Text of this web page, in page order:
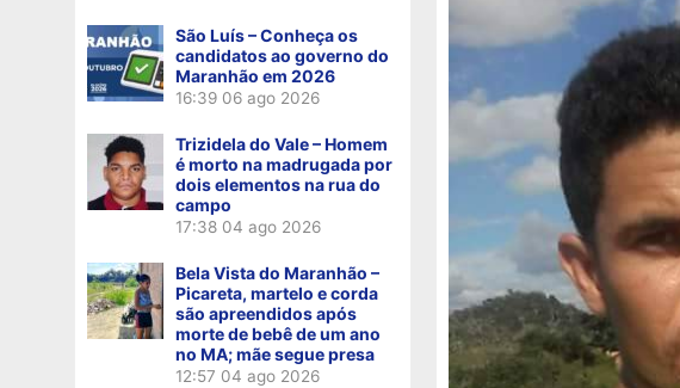
São Luís – Conheça os
candidatos ao governo do
Maranhão em 2026
16:39 06 ago 2026
Trizidela do Vale – Homem
é morto na madrugada por
dois elementos na rua do
campo
17:38 04 ago 2026
Bela Vista do Maranhão –
Picareta, martelo e corda
são apreendidos após
morte de bebê de um ano
no MA; mãe segue presa
12:57 04 ago 2026